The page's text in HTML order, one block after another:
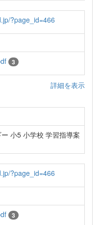
?page_id=466
3
詳細を表示
小5 小学校 学習指導案
?page_id=466
3